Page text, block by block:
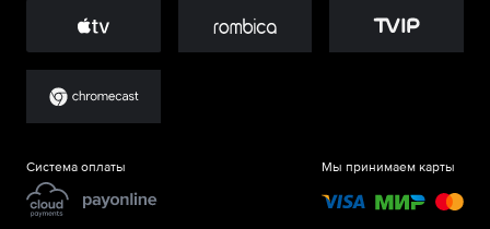
Система оплаты Мы принимаем карты